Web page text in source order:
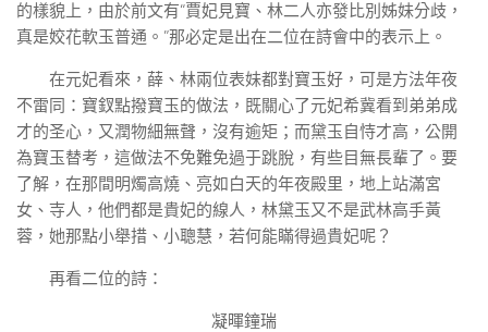
的樣貌上，由於前文有“賈妃見寶、林二人亦發比別姊妹分歧，
真是姣花軟玉普通。”那必定是出在二位在詩會中的表示上。
在元妃看來，薛、林兩位表妹都對寶玉好，可是方法年夜
不雷同：寶釵點撥寶玉的做法，既關心了元妃希冀看到弟弟成
才的圣心，又潤物細無聲，沒有逾矩；而黛玉自恃才高，公開
為寶玉替考，這做法不免難免過于跳脫，有些目無長輩了。要
了解，在那間明燭高燒、亮如白天的年夜殿里，地上站滿宮
女、寺人，他們都是貴妃的線人，林黛玉又不是武林高手黃
蓉，她那點小舉措、小聰慧，若何能瞞得過貴妃呢？
再看二位的詩：
凝暉鐘瑞